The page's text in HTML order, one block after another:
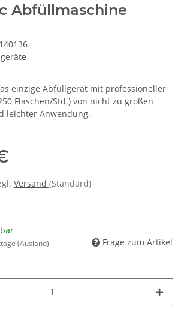
Abfüllmaschine
140136
einzige Abfüllgerät mit professioneller
Flaschen/Std.) von nicht zu großen
leichter Anwendung.
Versand (Standard)
(Ausland) Frage zum Artikel